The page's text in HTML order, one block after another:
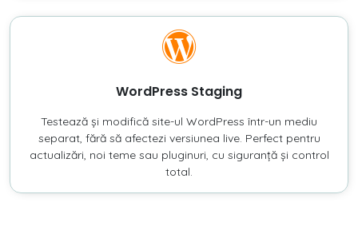
WordPress Staging
Testează și modifică site-ul WordPress într-un mediu
separat, fără să afectezi versiunea live. Perfect pentru
actualizări, noi teme sau pluginuri, cu siguranță și control
total.